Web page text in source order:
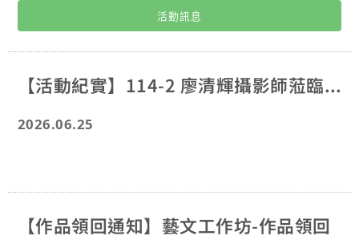
活動訊息
【活動紀實】114-2 廖清輝攝影師蒞臨本校參訪 活動紀實
2026.06.25
【作品領回通知】藝文工作坊-作品領回